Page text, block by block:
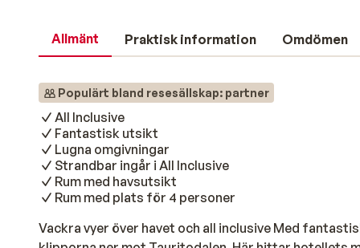
Allmänt Praktisk information Omdömen
Populärt bland resesällskap: partner
All Inclusive
Fantastisk utsikt
Lugna omgivningar
Strandbar ingår i All Inclusive
Rum med havsutsikt
Rum med plats för 4 personer
Vackra vyer över havet och all inclusive Med